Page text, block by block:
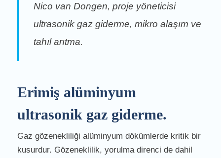
Nico van Dongen, proje yöneticisi
ultrasonik gaz giderme, mikro alaşım ve
tahıl arıtma.
Erimiş alüminyum
ultrasonik gaz giderme.
Gaz gözenekliliği alüminyum dökümlerde kritik bir
kusurdur. Gözeneklilik, yorulma direnci de dahil